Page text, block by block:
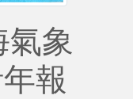
象
報